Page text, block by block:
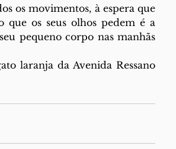
os movimentos, à espera que
que os seus olhos pedem é a
pequeno corpo nas manhãs
laranja da Avenida Ressano